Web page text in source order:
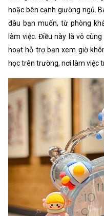
hoặc bên cạnh giường ngủ.
đâu bạn muốn, từ phòng
làm việc. Điều này là vô
hoạt hỗ trợ bạn xem giờ
học trên trường, nơi làm việc